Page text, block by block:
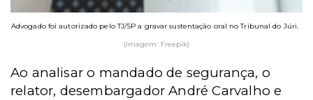
Advogado foi autorizado pelo TJ/SP a gravar sustentação oral no Tribunal do Júri.
(Imagem: Freepik)
Ao analisar o mandado de segurança, o
relator, desembargador André Carvalho e